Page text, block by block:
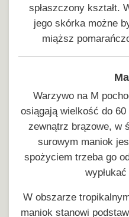
spłaszczony kształt.
jego skórka możne
miąższ
Warzywo na M
osiągają wielkość do
zewnątrz brązowe, w
surowym maniok
spożyciem trzeba go
W obszarze
maniok stanowi